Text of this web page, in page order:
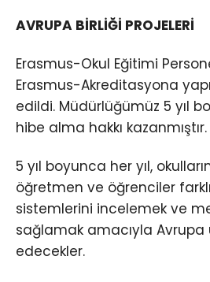
AVRUPA BİRLİĞİ PROJELERİ
Erasmus-Okul Eğitimi
Erasmus-Akreditasyona
edildi. Müdürlüğümüz 5 yıl
hibe alma hakkı kazanmıştır.
5 yıl boyunca her yıl,
öğretmen ve öğrenciler
sistemlerini incelemek ve
sağlamak amacıyla
edecekler.